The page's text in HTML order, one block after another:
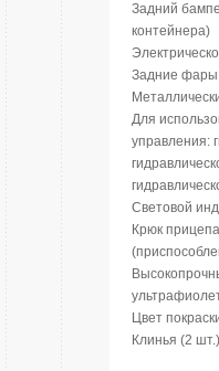
Задний
контейнера)
Задние фары
Для
управления:
Световой
Крюк
Цвет
Клинья (2